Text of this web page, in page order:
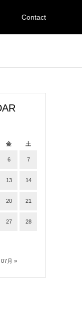
Contact
金 土
07月 »
6 7
13 14
20 21
27 28